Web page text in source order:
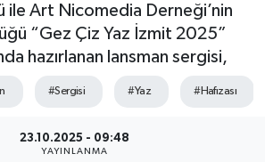
ile Art Nicomedia Derneği’nin
“Gez Çiz Yaz İzmit 2025”
hazırlanan lansman sergisi,
#Sergisi #Yaz #Hafızası
23.10.2025 - 09:48
YAYINLANMA